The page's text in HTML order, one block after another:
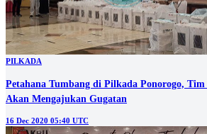
PILKADA
Petahana Tumbang di Pilkada Ponorogo,
Akan Mengajukan Gugatan
16 Dec 2020 05:40 UTC